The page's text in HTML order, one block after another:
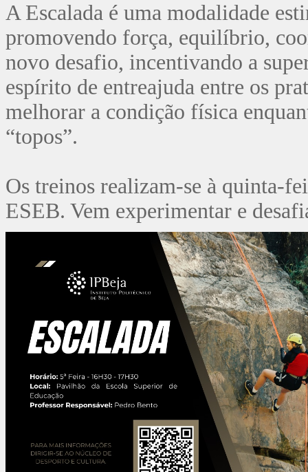
A Escalada é uma modalidade
promovendo força, equilíbrio,
novo desafio, incentivando a
espírito de entreajuda entre os
melhorar a condição física
“topos”.
Os treinos realizam-se à quinta-
ESEB. Vem experimentar e